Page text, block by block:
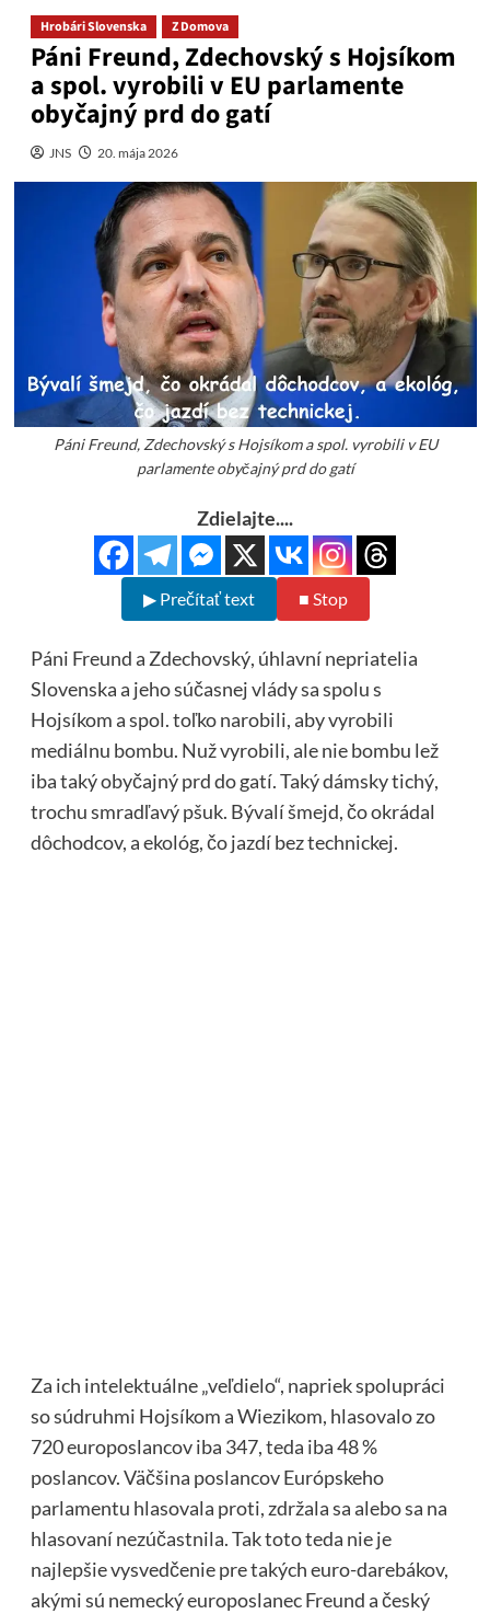
Hrobári Slovenska Z Domova
Páni Freund, Zdechovský s Hojsíkom
a spol. vyrobili v EU parlamente
obyčajný prd do gatí
JNS 20. mája 2026
Páni Freund, Zdechovský s Hojsíkom a spol. vyrobili v EU
parlamente obyčajný prd do gatí
Zdielajte....
▶ Prečítať text ■ Stop
Páni Freund a Zdechovský, úhlavní nepriatelia
Slovenska a jeho súčasnej vlády sa spolu s
Hojsíkom a spol. toľko narobili, aby vyrobili
mediálnu bombu. Nuž vyrobili, ale nie bombu lež
iba taký obyčajný prd do gatí. Taký dámsky tichý,
trochu smradľavý pšuk. Bývalí šmejd, čo okrádal
dôchodcov, a ekológ, čo jazdí bez technickej.
Za ich intelektuálne „veľdielo“, napriek spolupráci
so súdruhmi Hojsíkom a Wiezikom, hlasovalo zo
720 europoslancov iba 347, teda iba 48 %
poslancov. Väčšina poslancov Európskeho
parlamentu hlasovala proti, zdržala sa alebo sa na
hlasovaní nezúčastnila. Tak toto teda nie je
najlepšie vysvedčenie pre takých euro-darebákov,
akými sú nemecký europoslanec Freund a český